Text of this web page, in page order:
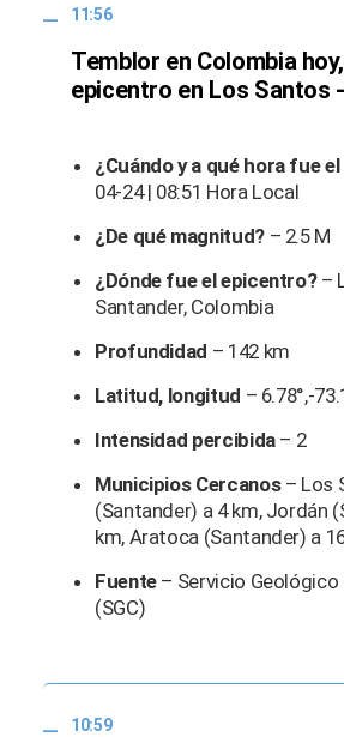
11:56
Temblor en Colombia
epicentro en Los Santos
¿Cuándo y a qué hora fue
04-24 | 08:51 Hora Local
¿De qué magnitud?– 2.5 M
¿Dónde fue el epicentro?–
Santander, Colombia
Profundidad – 142 km
Latitud, longitud – 6.78°,-
Intensidad percibida– 2
Municipios Cercanos– Los
(Santander) a 4 km, Jordán
km, Aratoca (Santander) a
Fuente– Servicio Geológico
(SGC)
10:59